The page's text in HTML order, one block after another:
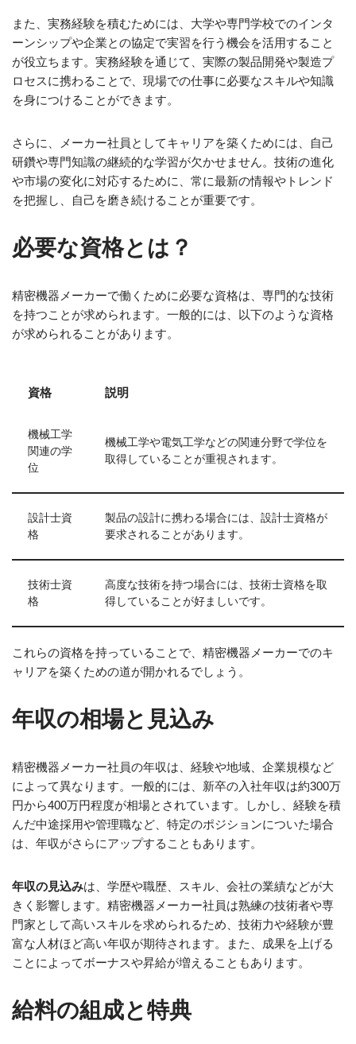
また、実務経験を積むためには、大学や専門学校でのインタ
ーンシップや企業との協定で実習を行う機会を活用すること
が役立ちます。実務経験を通じて、実際の製品開発や製造プ
ロセスに携わることで、現場での仕事に必要なスキルや知識
を身につけることができます。
さらに、メーカー社員としてキャリアを築くためには、自己
研鑽や専門知識の継続的な学習が欠かせません。技術の進化
や市場の変化に対応するために、常に最新の情報やトレンド
を把握し、自己を磨き続けることが重要です。
必要な資格とは？
精密機器メーカーで働くために必要な資格は、専門的な技術
を持つことが求められます。一般的には、以下のような資格
が求められることがあります。
資格 説明
機械工学
関連の学
位
機械工学や電気工学などの関連分野で学位を
取得していることが重視されます。
設計士資
格
製品の設計に携わる場合には、設計士資格が
要求されることがあります。
技術士資
格
高度な技術を持つ場合には、技術士資格を取
得していることが好ましいです。
これらの資格を持っていることで、精密機器メーカーでのキ
ャリアを築くための道が開かれるでしょう。
年収の相場と見込み
精密機器メーカー社員の年収は、経験や地域、企業規模など
によって異なります。一般的には、新卒の入社年収は約300万
円から400万円程度が相場とされています。しかし、経験を積
んだ中途採用や管理職など、特定のポジションについた場合
は、年収がさらにアップすることもあります。
年収の見込みは、学歴や職歴、スキル、会社の業績などが大
きく影響します。精密機器メーカー社員は熟練の技術者や専
門家として高いスキルを求められるため、技術力や経験が豊
富な人材ほど高い年収が期待されます。また、成果を上げる
ことによってボーナスや昇給が増えることもあります。
給料の組成と特典